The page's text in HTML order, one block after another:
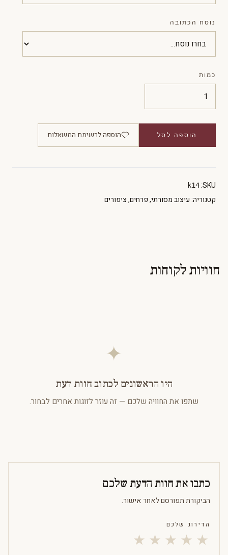
נוסח הכתובה
כמות
הוספה לסל הוספה לרשימת המשאלות
SKU:
k14
קטגוריה:עיצוב מסורתי,פרחים,ציפורים
חוויות לקוחות
✦
היו הראשונים לכתוב חוות דעת
שתפו את החוויה שלכם — זה עוזר לזוגות אחרים לבחור.
כתבו את חוות הדעת שלכם
הביקורת תפורסם לאחר אישור.
הדירוג שלכם
★ ★ ★ ★ ★